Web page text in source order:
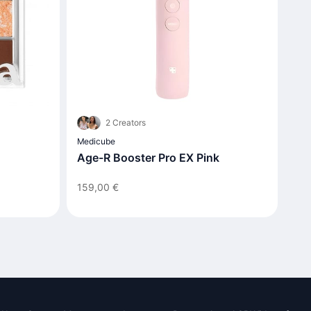
2 Creators
Medicube
Age-R Booster Pro EX Pink
159,00 €